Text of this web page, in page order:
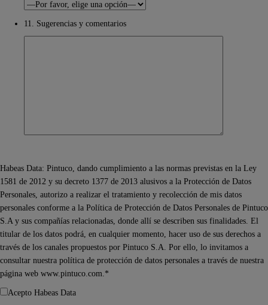
11. Sugerencias y comentarios
Habeas Data: Pintuco, dando cumplimiento a las normas previstas en la Ley
1581 de 2012 y su decreto 1377 de 2013 alusivos a la Protección de Datos
Personales, autorizo a realizar el tratamiento y recolección de mis datos
personales conforme a la Política de Protección de Datos Personales de Pintuco
S.A y sus compañías relacionadas, donde allí se describen sus finalidades. El
titular de los datos podrá, en cualquier momento, hacer uso de sus derechos a
través de los canales propuestos por Pintuco S.A. Por ello, lo invitamos a
consultar nuestra política de protección de datos personales a través de nuestra
página web www.pintuco.com.*
Acepto Habeas Data